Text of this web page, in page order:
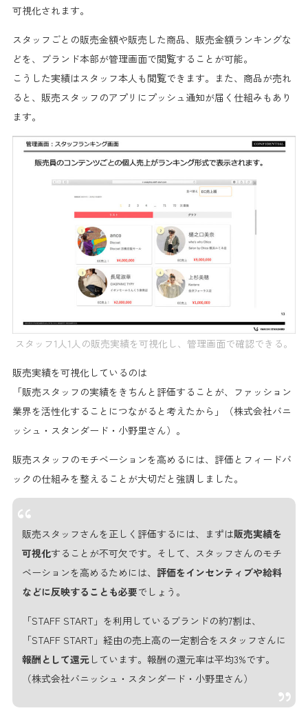
可視化されます。
スタッフごとの販売金額や販売した商品、販売金額ランキングな
どを、ブランド本部が管理画面で閲覧することが可能。
こうした実績はスタッフ本人も閲覧できます。また、商品が売れ
ると、 販売スタッフのアプリにプッシュ通知が届く 仕組みもあり
ます。
スタッフ1人1人の販売実績を可視化し、管理画面で確認できる。
販売実績を可視化しているのは
「販売スタッフの実績をきちんと評価する ことが、 ファッション
業界を活性化することにつながる と考えたから」（株式会社バニ
ッシュ・スタンダード・小野里さん）。
販売スタッフのモチベーションを高めるには、評価とフィードバ
ックの仕組みを整える ことが大切だと強調しました。
販売スタッフさんを正しく評価するには、まずは販売実績を
可視化することが不可欠です。そして、スタッフさんのモチ
ベーションを高めるためには、 評価をインセンティブや給料
などに反映することも必要でしょう。
「STAFF START」を利用しているブランドの約7割は、
「STAFF START」経由の売上高の一定割合をスタッフさんに
報酬として還元しています。報酬の還元率は平均3%です。
（株式会社バニッシュ・スタンダード・小野里さん）